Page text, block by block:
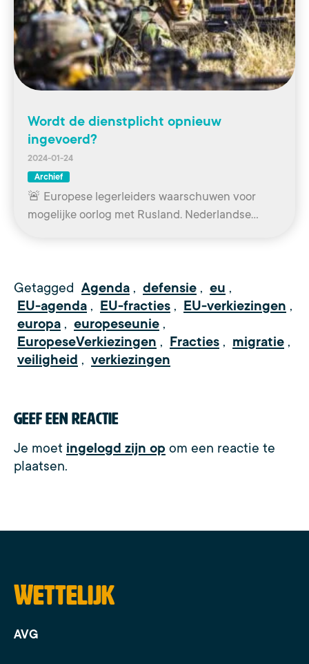
Wordt de dienstplicht opnieuw
ingevoerd?
2024-01-24
Archief
🚨 Europese legerleiders waarschuwen voor
mogelijke oorlog met Rusland. Nederlandse…
Getagged Agenda , defensie , eu ,
EU-agenda , EU-fracties , EU-verkiezingen ,
europa , europeseunie ,
EuropeseVerkiezingen , Fracties , migratie ,
veiligheid , verkiezingen
Geef een reactie
Je moet ingelogd zijn op om een reactie te
plaatsen.
Wettelijk
AVG